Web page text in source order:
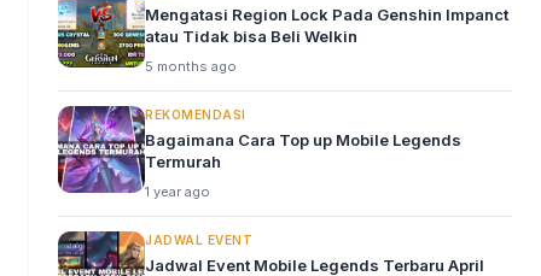
Mengatasi Region Lock Pada Genshin Impanct
atau Tidak bisa Beli Welkin
5 months ago
REKOMENDASI
Bagaimana Cara Top up Mobile Legends
Termurah
1 year ago
JADWAL EVENT
Jadwal Event Mobile Legends Terbaru April